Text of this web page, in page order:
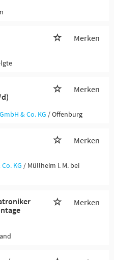
Merken
Merken
& Co. KG / Offenburg
Merken
KG / Müllheim i. M. bei
Merken